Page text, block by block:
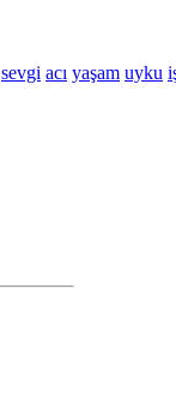
sevgi acı yaşam uyku